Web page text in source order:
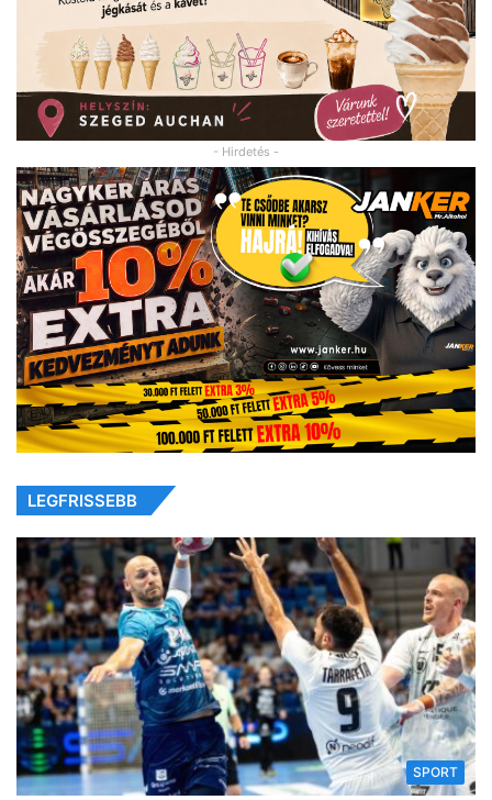
- Hirdetés -
LEGFRISSEBB
SPORT